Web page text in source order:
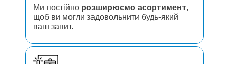
Ми постійно розширюємо асортимент,
щоб ви могли задовольнити будь-який
ваш запит.